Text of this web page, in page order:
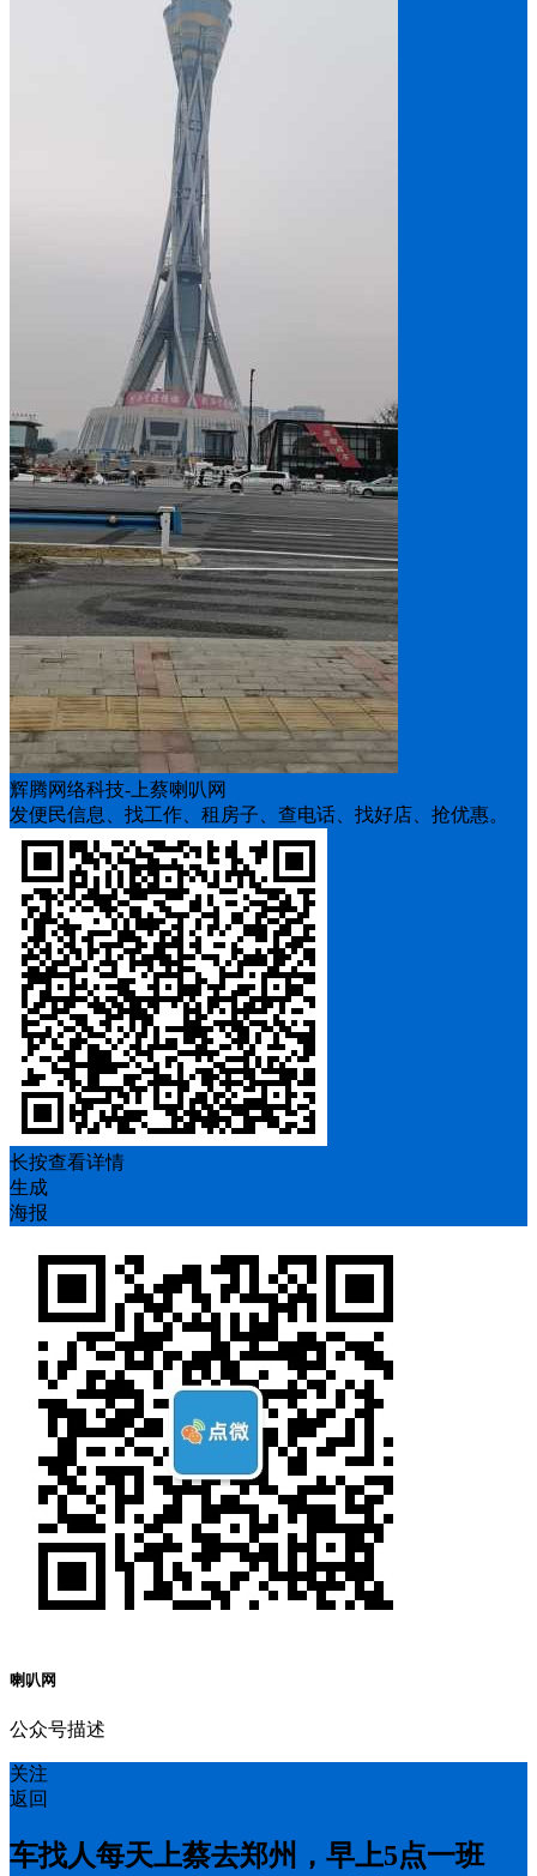
辉腾网络科技-上蔡喇叭网
发便民信息、找工作、租房子、查电话、找好店、抢优惠。
长按查看详情
生成
海报
喇叭网
公众号描述
关注
返回
车找人每天上蔡去郑州，早上5点一班